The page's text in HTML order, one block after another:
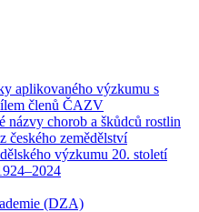
aplikovaného výzkumu s
členů ČAZV
názvy chorob a škůdců rostlin
českého zemědělství
výzkumu 20. století
(DZA)